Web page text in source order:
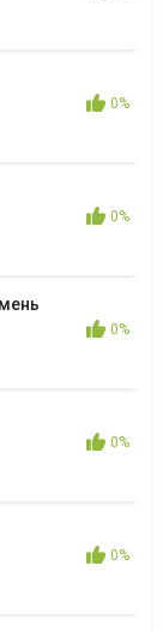
0%
0%
0%
0%
0%